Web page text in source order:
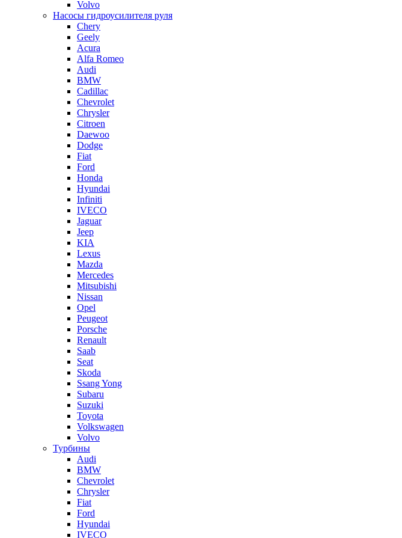
Volvo
Насосы гидроусилителя руля
Chery
Geely
Acura
Alfa Romeo
Audi
BMW
Cadillac
Chevrolet
Chrysler
Citroen
Daewoo
Dodge
Fiat
Ford
Honda
Hyundai
Infiniti
IVECO
Jaguar
Jeep
KIA
Lexus
Mazda
Mercedes
Mitsubishi
Nissan
Opel
Peugeot
Porsche
Renault
Saab
Seat
Skoda
Ssang Yong
Subaru
Suzuki
Toyota
Volkswagen
Volvo
Турбины
Audi
BMW
Chevrolet
Chrysler
Fiat
Ford
Hyundai
IVECO